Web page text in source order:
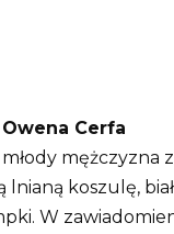
Cerfa
mężczyzna
lnianą koszulę,
W